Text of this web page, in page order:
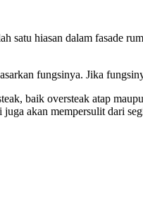
satu hiasan dalam fasade
fungsinya. Jika
baik oversteak atap
akan mempersulit dari